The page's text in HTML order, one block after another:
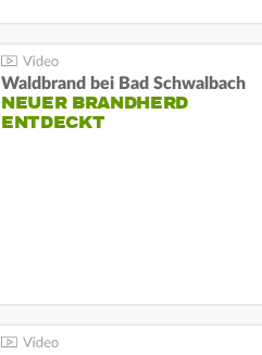
Waldbrand bei Bad Schwalbach
NEUER BRANDHERD
ENTDECKT